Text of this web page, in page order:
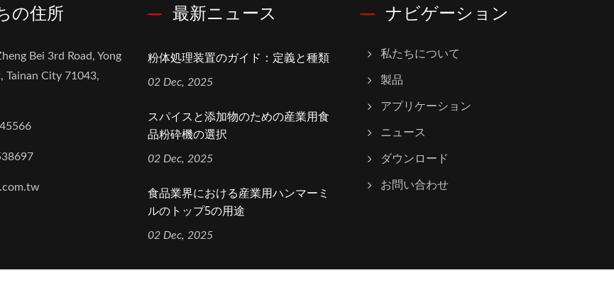
の住所
Bei 3rd Road, Yong
Tainan City 71043,
最新ニュース
粉体処理装置のガイド：定義と種類
02 Dec, 2025
スパイスと添加物のための産業用食
品粉砕機の選択
02 Dec, 2025
食品業界における産業用ハンマーミ
ルのトップ5の用途
02 Dec, 2025
ナビゲーション
私たちについて
製品
アプリケーション
ニュース
ダウンロード
お問い合わせ